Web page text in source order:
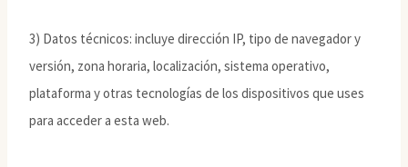
3) Datos técnicos: incluye dirección IP, tipo de navegador y
versión, zona horaria, localización, sistema operativo,
plataforma y otras tecnologías de los dispositivos que uses
para acceder a esta web.